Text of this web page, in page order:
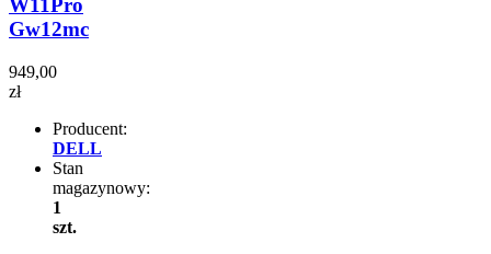
W11Pro
Gw12mc
949,00
zł
Producent:
DELL
Stan
magazynowy:
1
szt.